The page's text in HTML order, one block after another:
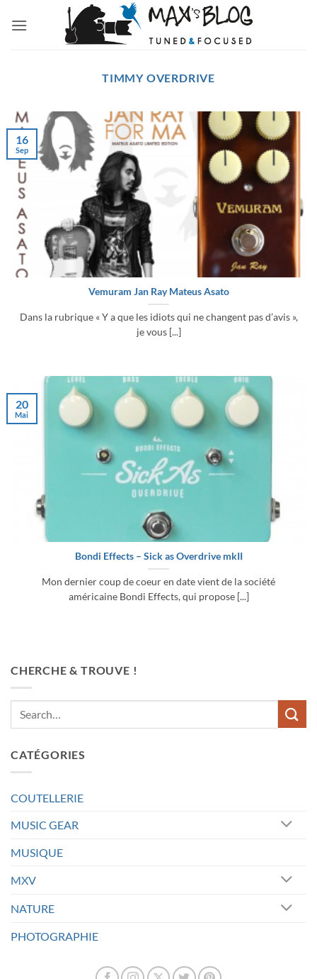
TIMMY OVERDRIVE
Vemuram Jan Ray Mateus Asato
Dans la rubrique « Y a que les idiots qui ne changent pas d’avis »,
je vous [...]
16
Sep
Bondi Effects – Sick as Overdrive mkII
Mon dernier coup de coeur en date vient de la société
américaine Bondi Effects, qui propose [...]
20
Mai
CHERCHE & TROUVE !
CATÉGORIES
COUTELLERIE
MUSIC GEAR
MUSIQUE
MXV
NATURE
PHOTOGRAPHIE